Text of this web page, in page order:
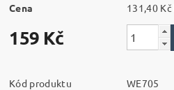
Cena
159 Kč
Kód produktu
WE705